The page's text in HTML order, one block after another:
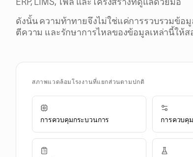
ERP, LIMS, ไฟล์ และโครงสร้างที่ดูแลด้วยมือ
ดังนั้น ความท้าทายจึงไม่ใช่แค่การรวบรวมข้อ
ตีความ และรักษาการไหลของข้อมูลเหล่านี้ให้
สภาพแวดล้อมโรงงานที่แยกส่วนตามปกติ
การควบคุมกระบวนการ การควบคุ